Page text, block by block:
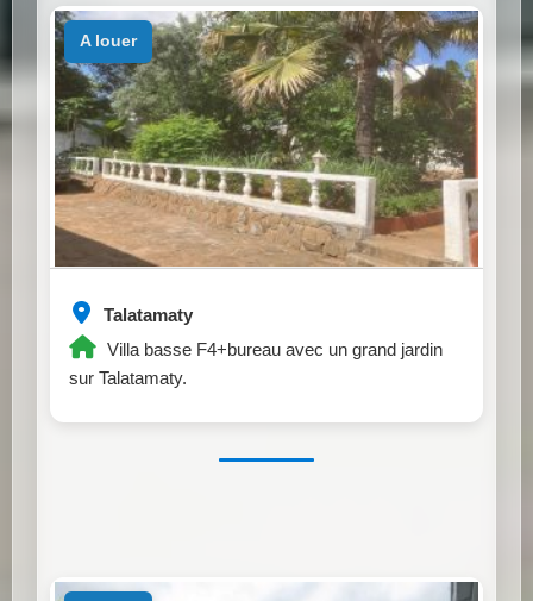
Talatamaty
Villa basse F4+bureau avec un grand jardin
sur Talatamaty.
a louer